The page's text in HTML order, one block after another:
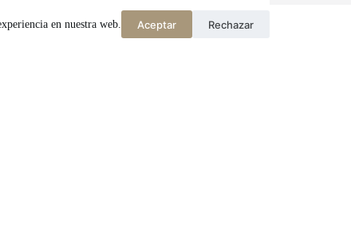
en nuestra web. Aceptar Rechazar